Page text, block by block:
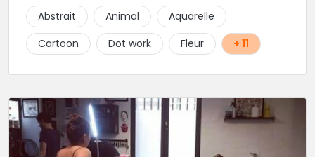
souhaitant se faire tatouer de pouvoir construire un
projet entièrement personnalisé. Une pierceuse est
présente en Guest environ une semaine par mois au
salon.
Abstrait Animal
Aquarelle
Cartoon
Dot work Fleur + 11